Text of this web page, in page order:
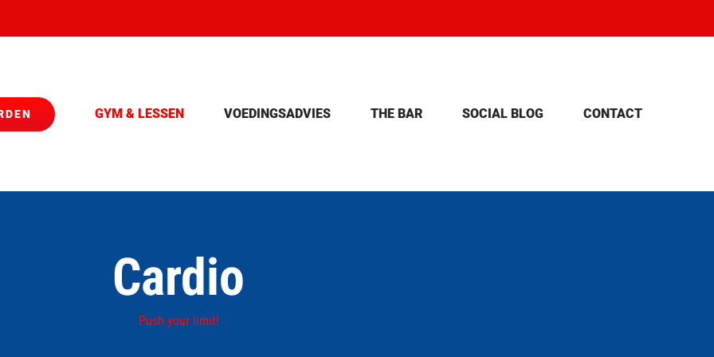
GYM & LESSEN VOEDINGSADVIES THE BAR SOCIAL BLOG CONTACT
Cardio
Push your limit!